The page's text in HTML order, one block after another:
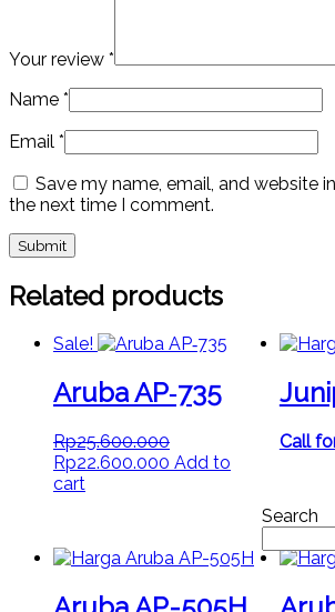
Your review *
Name *
Email *
Save my name, email, and website
the next time I comment.
Related products
Sale!
Aruba AP‑735
Rp25.600.000
Original
price
Rp22.600.000 Current
Rp22.600.000.
Add to
cart
Call
Search